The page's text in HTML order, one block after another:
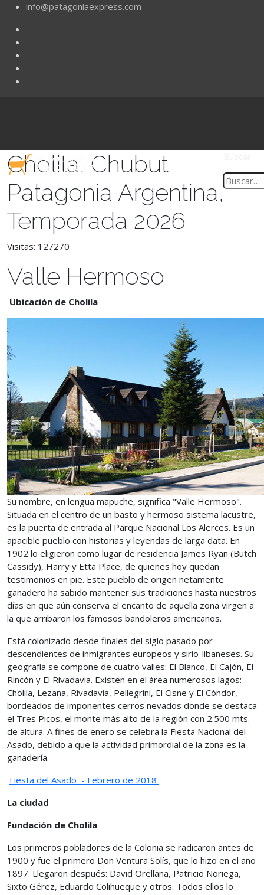
info@patagoniaexpress.com
Cholila, Chubut
Patagonia Argentina,
Temporada 2026
Visitas: 127270
Valle Hermoso
Ubicación de Cholila
Su nombre, en lengua mapuche, significa "Valle Hermoso".
Situada en el centro de un basto y hermoso sistema lacustre,
es la puerta de entrada al Parque Nacional Los Alerces. Es un
apacible pueblo con historias y leyendas de larga data. En
1902 lo eligieron como lugar de residencia James Ryan (Butch
Cassidy), Harry y Etta Place, de quienes hoy quedan
testimonios en pie. Este pueblo de origen netamente
ganadero ha sabido mantener sus tradiciones hasta nuestros
días en que aún conserva el encanto de aquella zona virgen a
la que arribaron los famosos bandoleros americanos.
Está colonizado desde finales del siglo pasado por
descendientes de inmigrantes europeos y sirio-libaneses. Su
geografía se compone de cuatro valles: El Blanco, El Cajón, El
Rincón y El Rivadavia. Existen en el área numerosos lagos:
Cholila, Lezana, Rivadavia, Pellegrini, El Cisne y El Cóndor,
bordeados de imponentes cerros nevados donde se destaca
el Tres Picos, el monte más alto de la región con 2.500 mts.
de altura. A fines de enero se celebra la Fiesta Nacional del
Asado, debido a que la actividad primordial de la zona es la
ganadería.
Fiesta del Asado - Febrero de 2018
La ciudad
Fundación de Cholila
Los primeros pobladores de la Colonia se radicaron antes de
1900 y fue el primero Don Ventura Solís, que lo hizo en el año
1897. Llegaron después: David Orellana, Patricio Noriega,
Sixto Gérez, Eduardo Colihueque y otros. Todos ellos lo